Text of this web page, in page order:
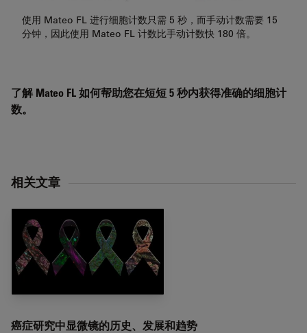
使用 Mateo FL 进行细胞计数只需 5 秒，而手动计数需要 15
分钟，因此使用 Mateo FL 计数比手动计数快 180 倍。
了解 Mateo FL 如何帮助您在短短 5 秒内获得准确的细胞计
数。
相关文章
癌症研究中显微镜的历史、发展和趋势